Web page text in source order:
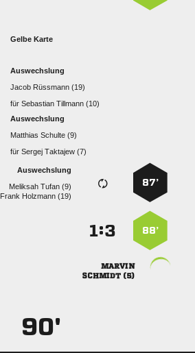
Gelbe Karte
Auswechslung
  
für  
Auswechslung
  
für  
87’
Auswechslung
  
  
88’
:

 
90'